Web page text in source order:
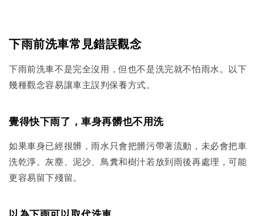
下雨前洗車常見錯誤觀念
下雨前洗車不是完全沒用，但也不是洗完就不怕雨水。以下
幾種觀念容易讓車主誤判保養方式。
覺得快下雨了，車身再髒也不用洗
如果車身已經很髒，雨水只會把髒污帶著流動，未必會把車
洗乾淨。灰塵、泥沙、鳥糞和樹汁若放到雨後再處理，可能
更容易留下殘留。